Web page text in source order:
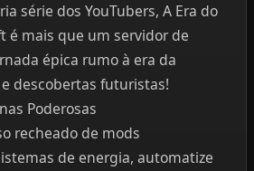
série dos YouTubers, A Era do
é mais que um servidor de
épica rumo à era da
descobertas futuristas!
Poderosas
recheado de mods
de energia, automatize